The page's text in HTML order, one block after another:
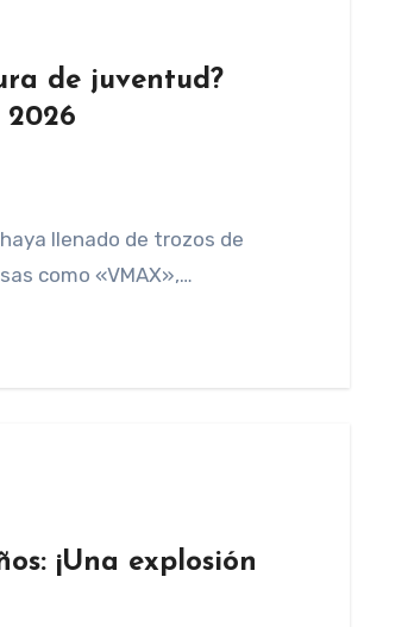
de juventud?
2026
llenado de trozos de
como «VMAX»,…
¡Una explosión